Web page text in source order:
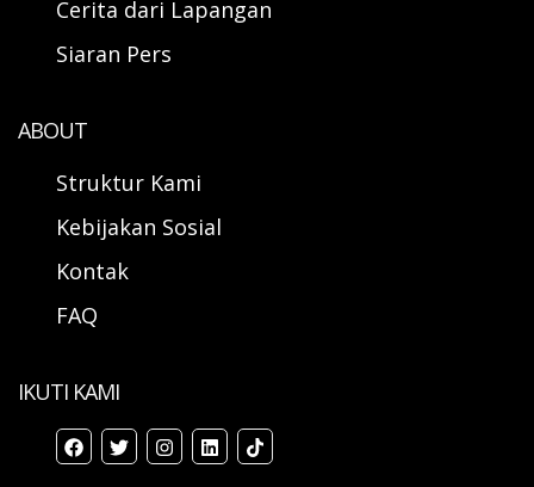
Cerita dari Lapangan
Siaran Pers
ABOUT
Struktur Kami
Kebijakan Sosial
Kontak
FAQ
IKUTI KAMI